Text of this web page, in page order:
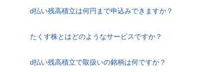
d払い残高積立は何円まで申込みできますか？
たくす株とはどのようなサービスですか？
d払い残高積立で取扱いの銘柄は何ですか？